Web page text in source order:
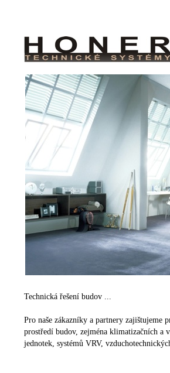
Technická řešení budov ...
Pro naše zákazníky a partnery zajištujeme
prostředí budov, zejména klimatizačních a
jednotek, systémů VRV,